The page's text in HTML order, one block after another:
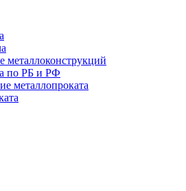
металлоконструкций
по РБ и РФ
металлопроката